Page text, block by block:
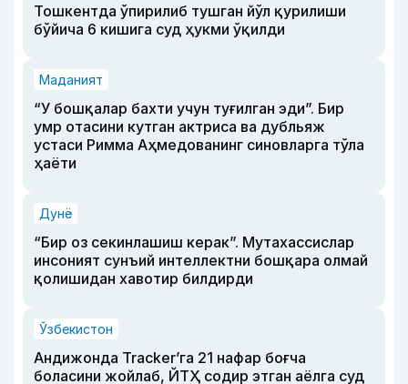
Тошкентда ўпирилиб тушган йўл қурилиши
бўйича 6 кишига суд ҳукми ўқилди
Маданият
“У бошқалар бахти учун туғилган эди”. Бир
умр отасини кутган актриса ва дубльяж
устаси Римма Аҳмедованинг синовларга тўла
ҳаёти
Дунё
“Бир оз секинлашиш керак”. Мутахассислар
инсоният сунъий интеллектни бошқара олмай
қолишидан хавотир билдирди
Ўзбекистон
Андижонда Tracker’га 21 нафар боғча
боласини жойлаб, ЙТҲ содир этган аёлга суд